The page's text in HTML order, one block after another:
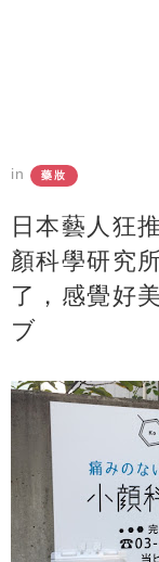
in 藥妝
日本藝人狂
顏科學研究
了，感覺好
ブ